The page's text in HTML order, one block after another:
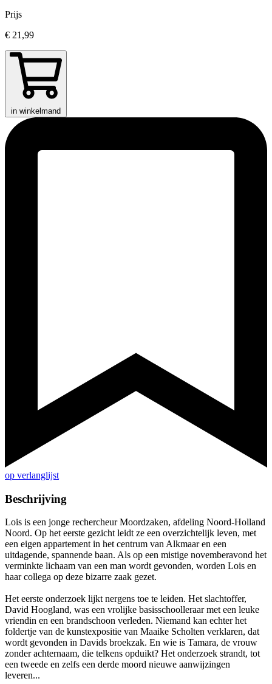
Prijs
€ 21,99
in winkelmand
op verlanglijst
Beschrijving
Lois is een jonge rechercheur Moordzaken, afdeling Noord-Holland
Noord. Op het eerste gezicht leidt ze een overzichtelijk leven, met
een eigen appartement in het centrum van Alkmaar en een
uitdagende, spannende baan. Als op een mistige novemberavond het
verminkte lichaam van een man wordt gevonden, worden Lois en
haar collega op deze bizarre zaak gezet.
Het eerste onderzoek lijkt nergens toe te leiden. Het slachtoffer,
David Hoogland, was een vrolijke basisschoolleraar met een leuke
vriendin en een brandschoon verleden. Niemand kan echter het
foldertje van de kunstexpositie van Maaike Scholten verklaren, dat
wordt gevonden in Davids broekzak. En wie is Tamara, de vrouw
zonder achternaam, die telkens opduikt? Het onderzoek strandt, tot
een tweede en zelfs een derde moord nieuwe aanwijzingen
leveren...